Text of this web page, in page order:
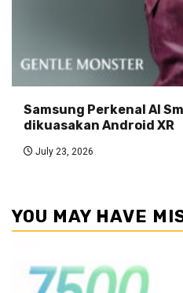
Samsung Perkenal AI
dikuasakan Android XR
July 23, 2026
YOU MAY HAVE